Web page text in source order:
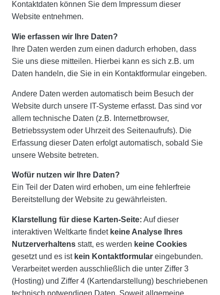
Kontaktdaten können Sie dem Impressum dieser
Website entnehmen.
Wie erfassen wir Ihre Daten?
Ihre Daten werden zum einen dadurch erhoben, dass
Sie uns diese mitteilen. Hierbei kann es sich z.B. um
Daten handeln, die Sie in ein Kontaktformular eingeben.
Andere Daten werden automatisch beim Besuch der
Website durch unsere IT-Systeme erfasst. Das sind vor
allem technische Daten (z.B. Internetbrowser,
Betriebssystem oder Uhrzeit des Seitenaufrufs). Die
Erfassung dieser Daten erfolgt automatisch, sobald Sie
unsere Website betreten.
Wofür nutzen wir Ihre Daten?
Ein Teil der Daten wird erhoben, um eine fehlerfreie
Bereitstellung der Website zu gewährleisten.
Klarstellung für diese Karten-Seite: Auf dieser
interaktiven Weltkarte findet keine Analyse Ihres
Nutzerverhaltens statt, es werden keine Cookies
gesetzt und es ist kein Kontaktformular eingebunden.
Verarbeitet werden ausschließlich die unter Ziffer 3
(Hosting) und Ziffer 4 (Kartendarstellung) beschriebenen
technisch notwendigen Daten. Soweit allgemeine